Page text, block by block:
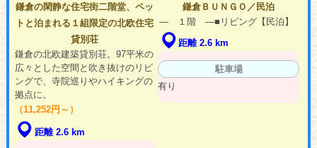
鎌倉の閑静な住宅街二階堂、ペッ
トと泊まれる１組限定の北欧住宅
貸別荘
鎌倉の北欧建築貸別荘。97平米の
広々とした空間と吹き抜けのリビ
ングで、寺院巡りやハイキングの
拠点に。
（11,252円～）
距離 2.6 km
鎌倉ＢＵＮＧＯ／民泊
― １階 ―■リビング【民泊】
距離 2.6 km
駐車場
有り